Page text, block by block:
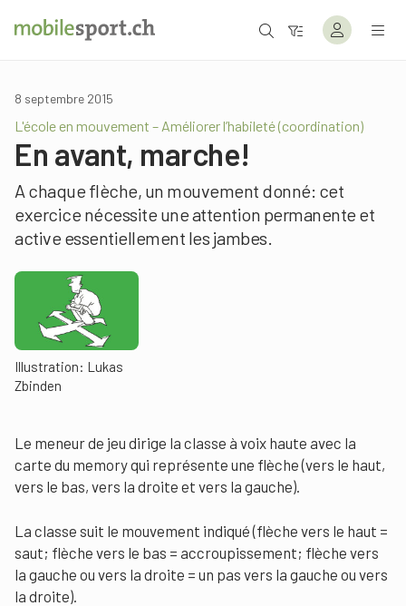
8 septembre 2015
L'école en mouvement – Améliorer l’habileté (coordination)
En avant, marche!
A chaque flèche, un mouvement donné: cet
exercice nécessite une attention permanente et
active essentiellement les jambes.
Illustration: Lukas
Zbinden
Le meneur de jeu dirige la classe à voix haute avec la
carte du memory qui représente une flèche (vers le haut,
vers le bas, vers la droite et vers la gauche).
La classe suit le mouvement indiqué (flèche vers le haut =
saut; flèche vers le bas = accroupissement; flèche vers
la gauche ou vers la droite = un pas vers la gauche ou vers
la droite).